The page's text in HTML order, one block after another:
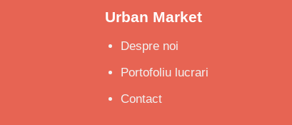
Urban Market
Despre noi
Portofoliu lucrari
Contact